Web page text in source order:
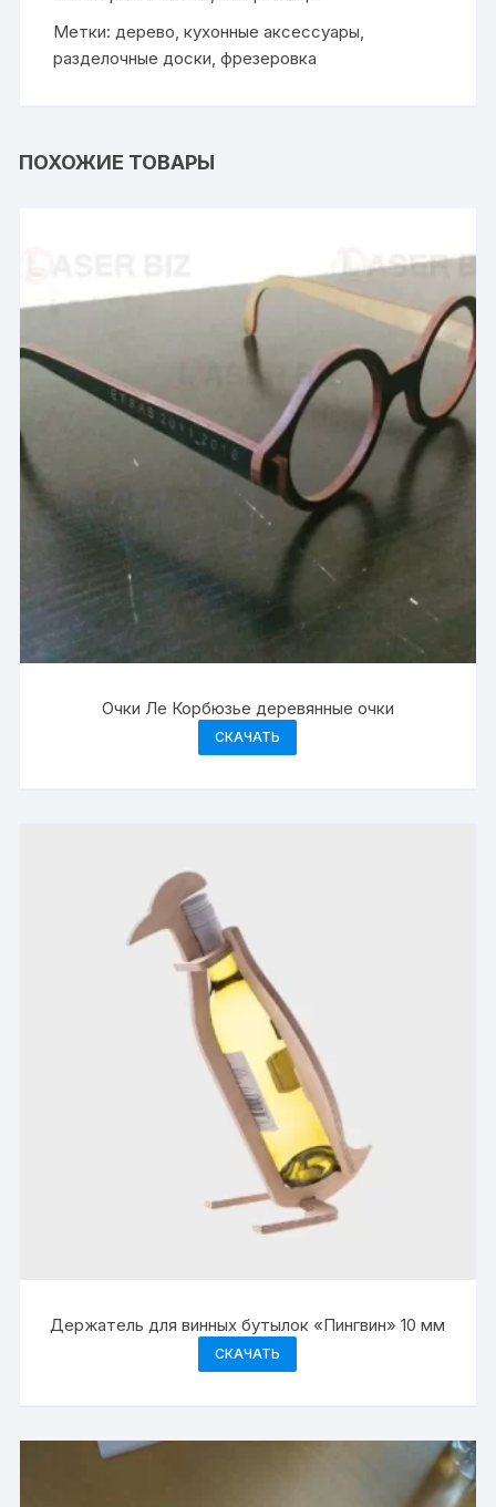
Метки: дерево ,кухонные аксессуары
разделочные доски ,фрезеровка
ПОХОЖИЕ ТОВАРЫ
Очки Ле Корбюзье деревянные очки
СКАЧАТЬ
Держатель для винных бутылок «Пингвин» 10 мм
СКАЧАТЬ